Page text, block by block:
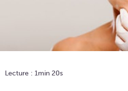
Lecture : 1min 20s